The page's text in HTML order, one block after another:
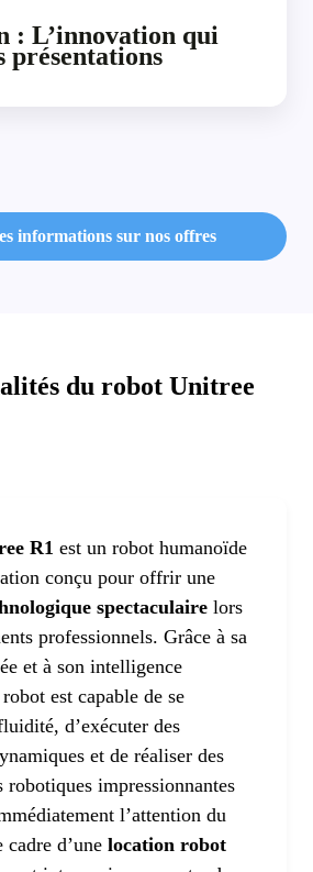
: L’innovation qui
présentations
informations sur nos offres
du robot Unitree
R1 est un robot humanoïde
conçu pour offrir une
spectaculaire lors
professionnels. Grâce à sa
et à son intelligence
est capable de se
d’exécuter des
et de réaliser des
robotiques impressionnantes
l’attention du
d’une location robot